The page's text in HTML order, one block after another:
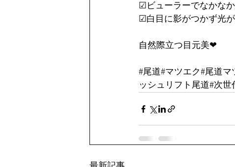
☑︎ビューラーでなかな
☑︎白目に影がつかず光
自然際立つ目元美❤︎
#尾道#マツエク#尾道
ッシュリフト尾道#次